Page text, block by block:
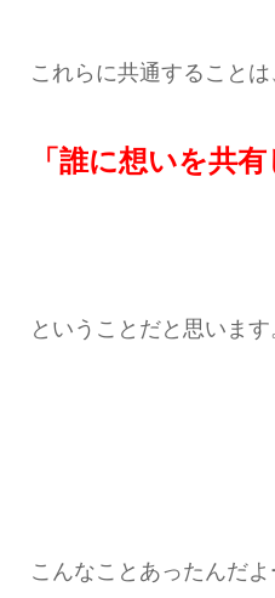
これらに共通することは
「誰に想いを共有
ということだと思います
こんなことあったんだよ